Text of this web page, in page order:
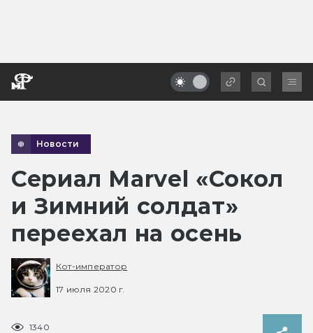
Новости
Сериал Marvel «Сокол
и Зимний солдат»
переехал на осень
Кот-император
17 июля 2020 г.
1340